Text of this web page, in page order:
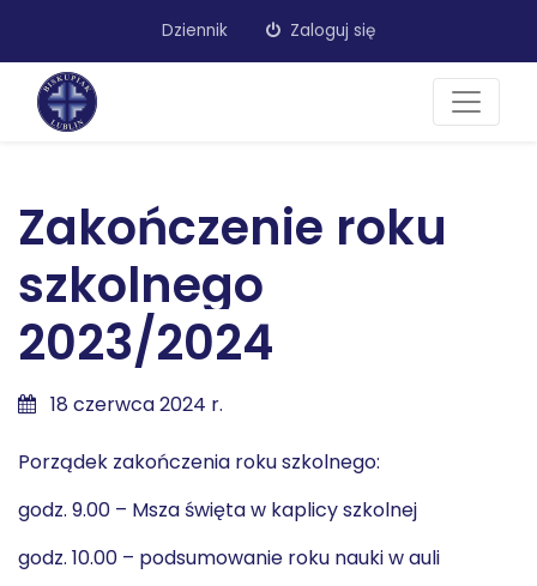
Dziennik Zaloguj się
Zakończenie roku
szkolnego
2023/2024
18 czerwca 2024 r.
Porządek zakończenia roku szkolnego:
godz. 9.00 – Msza święta w kaplicy szkolnej
godz. 10.00 – podsumowanie roku nauki w auli